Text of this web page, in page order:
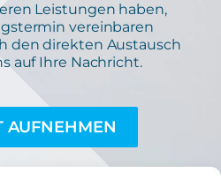
Leistungen haben,
vereinbaren
den direkten Austausch
auf Ihre Nachricht.
AUFNEHMEN